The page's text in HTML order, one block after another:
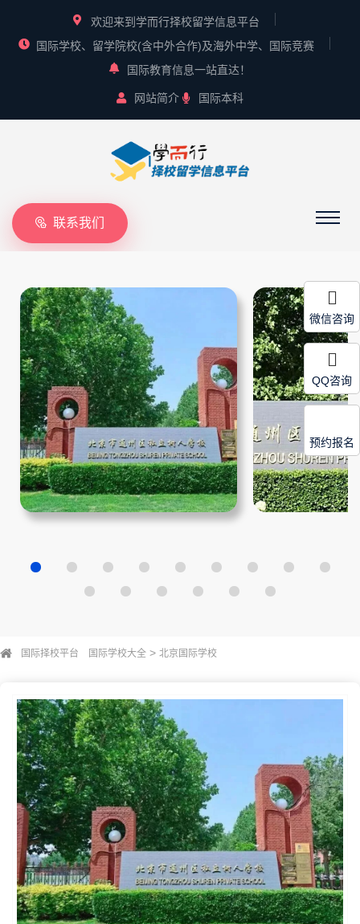
欢迎来到学而行择校留学信息平台
国际学校、留学院校(含中外合作)及海外中学、国际竞赛
国际教育信息一站直达！
网站简介 国际本科
联系我们
国际择校平台 国际学校大全 > 北京国际学校
微信咨询
QQ咨询
预约报名